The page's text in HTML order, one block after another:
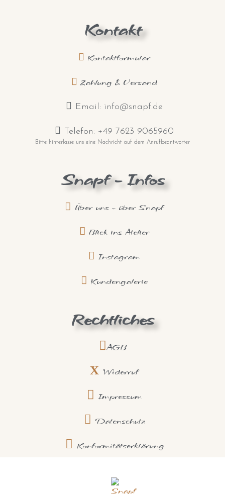
Kontakt
Kontaktformular
Zahlung & Versand
Email: info@snapf.de
Telefon: +49 7623 9065960
Bitte hinterlasse uns eine Nachricht auf dem Anrufbeantworter
Snapf - Infos
Über uns - über Snapf
Blick ins Atelier
Instagram
Kundengalerie
Rechtliches
AGB
Widerruf
Impressum
Datenschutz
Konformitätserklärung